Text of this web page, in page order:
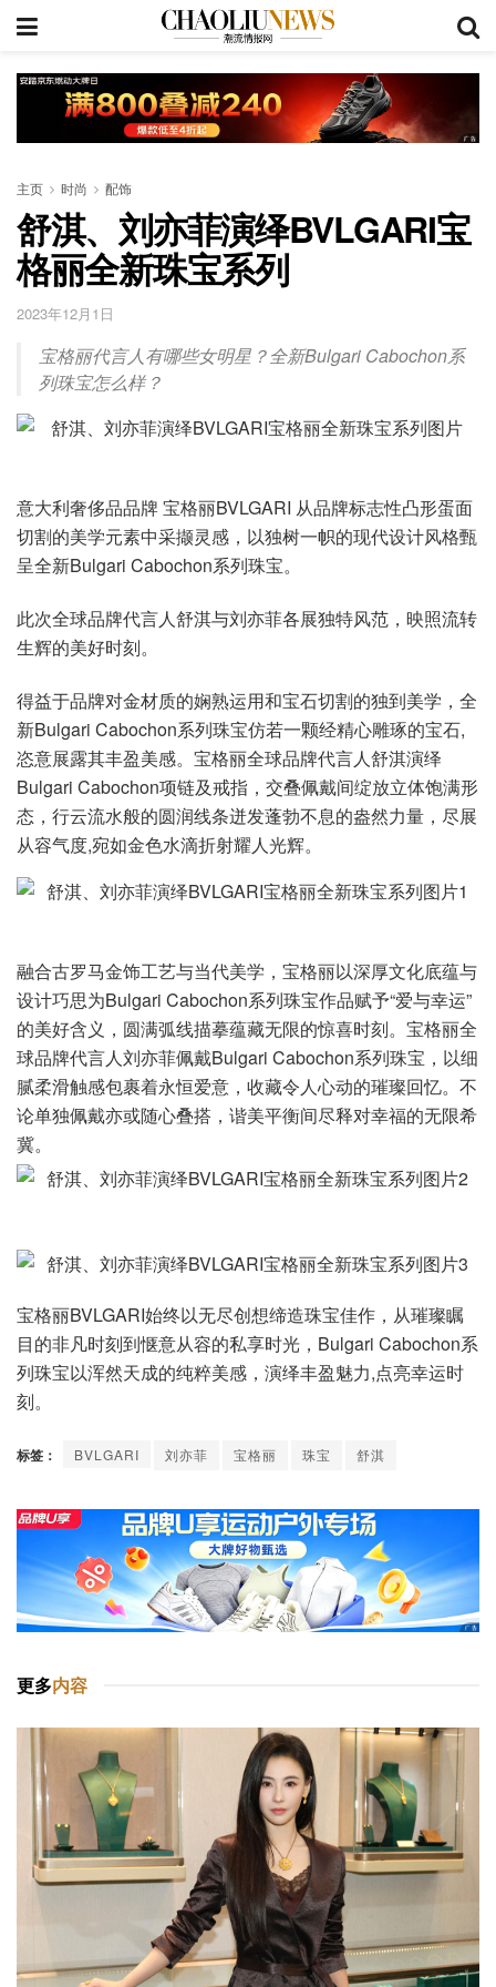
主页 时尚 配饰
舒淇、刘亦菲演绎BVLGARI宝
格丽全新珠宝系列
2023年12月1日
宝格丽代言人有哪些女明星？全新Bulgari Cabochon系
列珠宝怎么样？
意大利奢侈品品牌 宝格丽BVLGARI 从品牌标志性凸形蛋面
切割的美学元素中采撷灵感，以独树一帜的现代设计风格甄
呈全新Bulgari Cabochon系列珠宝。
此次全球品牌代言人舒淇与刘亦菲各展独特风范，映照流转
生辉的美好时刻。
得益于品牌对金材质的娴熟运用和宝石切割的独到美学，全
新Bulgari Cabochon系列珠宝仿若一颗经精心雕琢的宝石,
恣意展露其丰盈美感。宝格丽全球品牌代言人舒淇演绎
Bulgari Cabochon项链及戒指，交叠佩戴间绽放立体饱满形
态，行云流水般的圆润线条迸发蓬勃不息的盎然力量，尽展
从容气度,宛如金色水滴折射耀人光辉。
融合古罗马金饰工艺与当代美学，宝格丽以深厚文化底蕴与
设计巧思为Bulgari Cabochon系列珠宝作品赋予“爱与幸运”
的美好含义，圆满弧线描摹蕴藏无限的惊喜时刻。宝格丽全
球品牌代言人刘亦菲佩戴Bulgari Cabochon系列珠宝，以细
腻柔滑触感包裹着永恒爱意，收藏令人心动的璀璨回忆。不
论单独佩戴亦或随心叠搭，谐美平衡间尽释对幸福的无限希
冀。
宝格丽BVLGARI始终以无尽创想缔造珠宝佳作，从璀璨瞩
目的非凡时刻到惬意从容的私享时光，Bulgari Cabochon系
列珠宝以浑然天成的纯粹美感，演绎丰盈魅力,点亮幸运时
刻。
标签： BVLGARI 刘亦菲 宝格丽 珠宝 舒淇
更多内容